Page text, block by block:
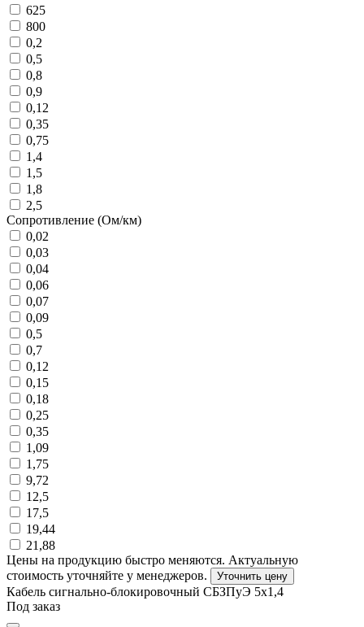
625
800
0,2
0,5
0,8
0,9
0,12
0,35
0,75
1,4
1,5
1,8
2,5
Сопротивление (Ом/км)
0,02
0,03
0,04
0,06
0,07
0,09
0,5
0,7
0,12
0,15
0,18
0,25
0,35
1,09
1,75
9,72
12,5
17,5
19,44
21,88
Цены на продукцию быстро меняются. Актуальную
стоимость уточняйте у менеджеров.
Уточнить цену
Кабель сигнально-блокировочный СБЗПуЭ 5х1,4
Под заказ